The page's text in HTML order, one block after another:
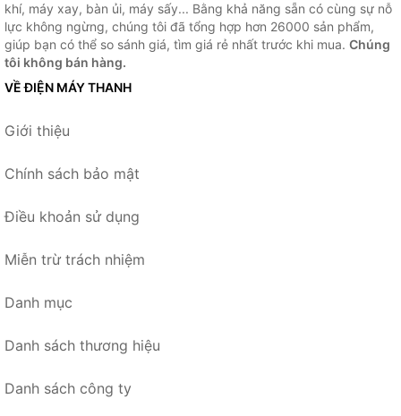
khí, máy xay, bàn ủi, máy sấy... Bằng khả năng sẵn có cùng sự nỗ
lực không ngừng, chúng tôi đã tổng hợp hơn 26000 sản phẩm,
giúp bạn có thể so sánh giá, tìm giá rẻ nhất trước khi mua. Chúng
tôi không bán hàng.
VỀ ĐIỆN MÁY THANH
Giới thiệu
Chính sách bảo mật
Điều khoản sử dụng
Miễn trừ trách nhiệm
Danh mục
Danh sách thương hiệu
Danh sách công ty